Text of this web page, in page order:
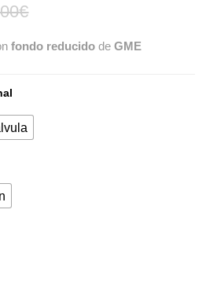
€El
precio
fondo reducido deGME